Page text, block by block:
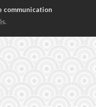
communication